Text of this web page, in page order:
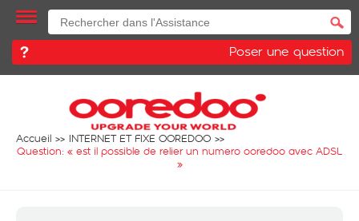
Poser une question
Accueil
INTERNET ET FIXE OOREDOO
Question: « est il possible de relier un numero ooredoo avec ADSL
»